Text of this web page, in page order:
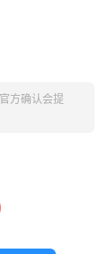
方确认会提